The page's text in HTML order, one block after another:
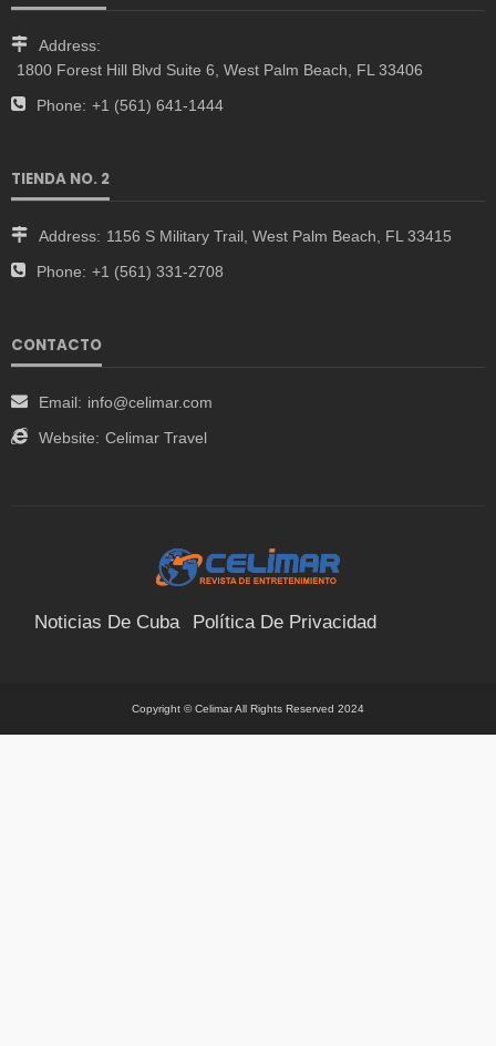
Address:
1800 Forest Hill Blvd Suite 6, West Palm Beach, FL 33406
Phone: +1 (561) 641-1444
TIENDA NO. 2
Address: 1156 S Military Trail, West Palm Beach, FL 33415
Phone: +1 (561) 331-2708
CONTACTO
Email: info@celimar.com
Website: Celimar Travel
Noticias De Cuba Política De Privacidad
Copyright © Celimar All Rights Reserved 2024